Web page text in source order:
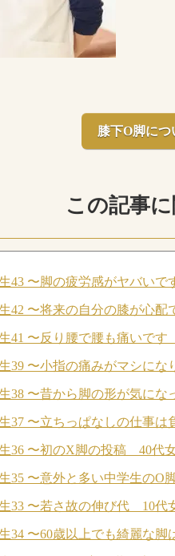
膝下O脚につ
この記事
43 〜脚の疲労感がヤバい
42 〜将来の自分の膝が心
41 〜反り腰で腰も痛いで
39 〜小指の痛みがマシに
38 〜昔から脚の形が気に
37 〜立ちっぱなしの仕事
36 〜初のX脚の投稿 40代
35 〜意外と多い中学生のO
33 〜若さ故の伸び代 10代
34 〜60歳以上でも綺麗な